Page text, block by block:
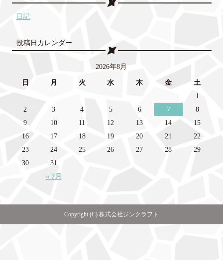
日記
投稿日カレンダー
2026年8月
日 月 火 水 木 金 土
« 7月
1
2
3 4 5 6 7
8
9
10 11 12 13 14
15
16
17 18 19 20 21
22
23
24 25 26 27 28
29
30
31
Copyright (C) 株式会社ジンクラフト